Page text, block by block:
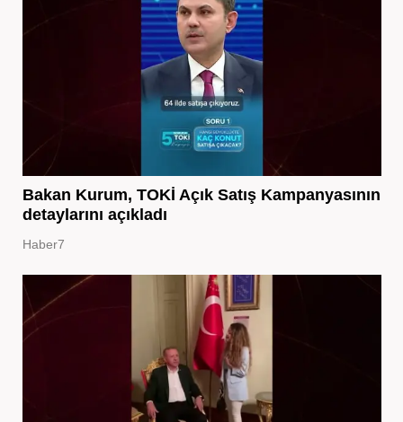
Bakan Kurum, TOKİ Açık Satış Kampanyasının
detaylarını açıkladı
Haber7